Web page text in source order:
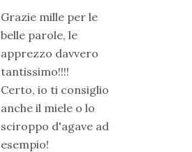
Grazie mille per le
belle parole, le
apprezzo davvero
tantissimo!!!!
Certo, io ti consiglio
anche il miele o lo
sciroppo d'agave ad
esempio!